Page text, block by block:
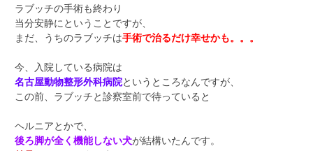
ラブッチの手術も終わり
当分安静にということですが、
まだ、うちのラブッチは手術で治るだけ幸せかも。。。
今、入院している病院は
名古屋動物整形外科病院というところなんですが、
この前、ラブッチと診察室前で待っていると
ヘルニアとかで、
後ろ脚が全く機能しない犬が結構いたんです。